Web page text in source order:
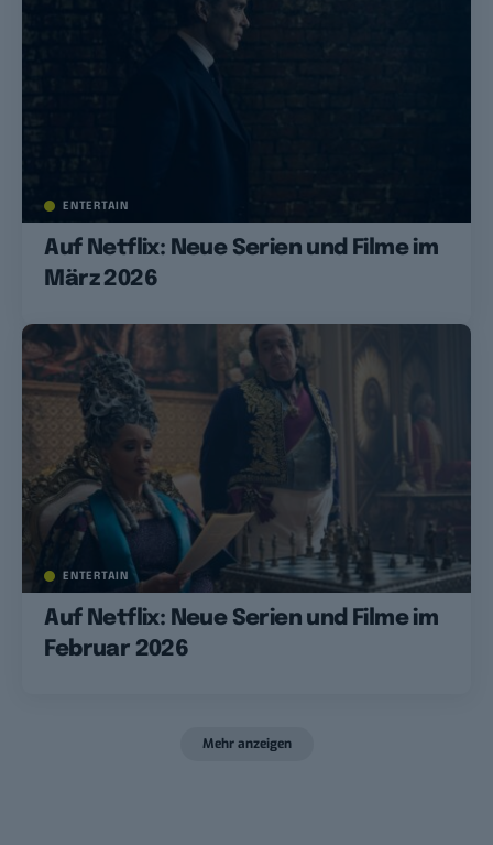
ENTERTAIN
Auf Netflix: Neue Serien und Filme im
März 2026
ENTERTAIN
Auf Netflix: Neue Serien und Filme im
Februar 2026
Mehr anzeigen